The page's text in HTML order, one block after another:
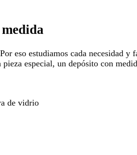
eso estudiamos cada necesidad
especial, un depósito con
de vidrio